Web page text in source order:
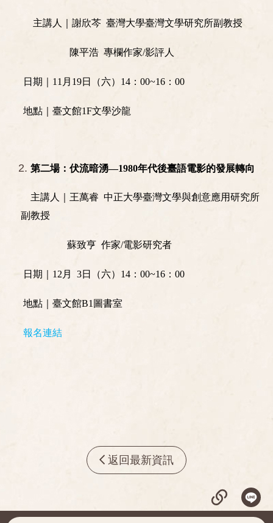
主講人｜謝欣芩 臺灣大學臺灣文學研究所副教授
陳平浩 專欄作家/影評人
日期｜11月19日（六）14：00~16：00
地點｜臺文館1F文學沙龍
第二場：伏流暗湧—1980年代後臺語電影的發展轉向
主講人｜王萬睿 中正大學臺灣文學與創意應用研究所
副教授
蘇致亨 作家/電影研究者
日期｜12月 3日（六）14：00~16：00
地點｜臺文館B1圖書室
報名連結
返回最新資訊